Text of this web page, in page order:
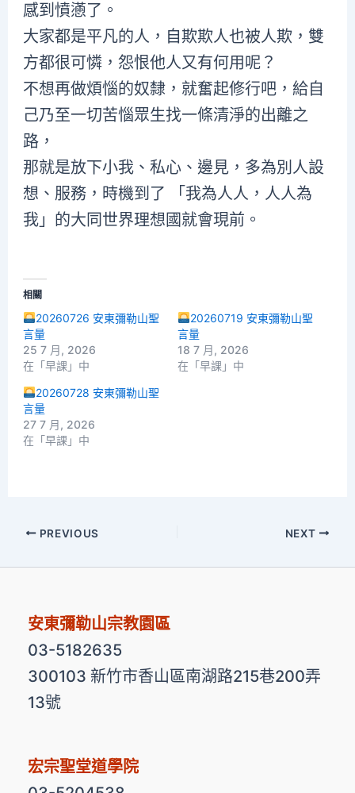
感到憤懣了。
大家都是平凡的人，自欺欺人也被人欺，雙
方都很可憐，怨恨他人又有何用呢？
不想再做煩惱的奴隸，就奮起修行吧，給自
己乃至一切苦惱眾生找一條清淨的出離之
路，
那就是放下小我、私心、邊見，多為別人設
想、服務，時機到了 「我為人人，人人為
我」的大同世界理想國就會現前。
相關
20260726 安東彌勒山聖
言量
25 7 月, 2026
在「早課」中
20260719 安東彌勒山聖
言量
18 7 月, 2026
在「早課」中
20260728 安東彌勒山聖
言量
27 7 月, 2026
在「早課」中
PREVIOUS NEXT
安東彌勒山宗教園區
03-5182635
300103 新竹市香山區南湖路215巷200弄
13號
宏宗聖堂道學院